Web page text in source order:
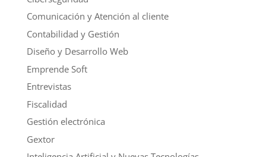
Comunicación y Atención al cliente
Contabilidad y Gestión
Diseño y Desarrollo Web
Emprende Soft
Entrevistas
Fiscalidad
Gestión electrónica
Gextor